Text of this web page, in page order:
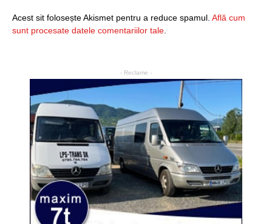
Acest sit folosește Akismet pentru a reduce spamul. Află cum
sunt procesate datele comentariilor tale
- Reclame -